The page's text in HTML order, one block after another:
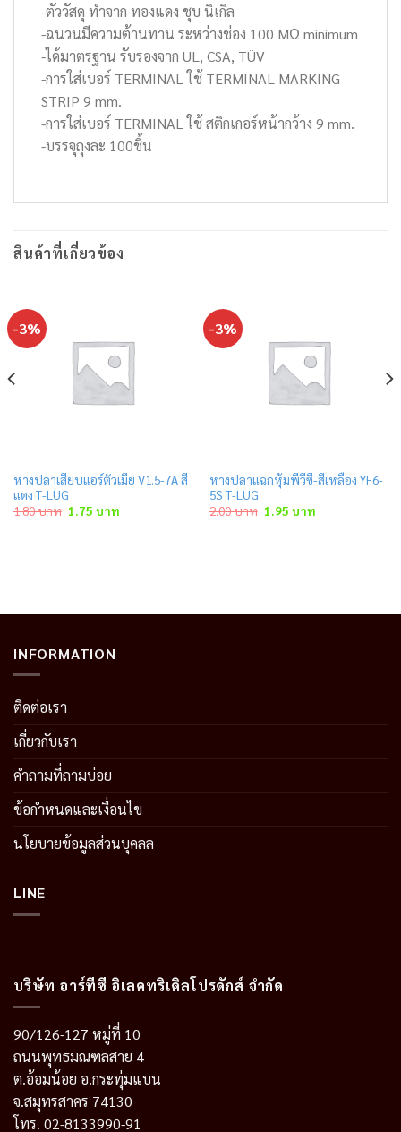
-ตัววัสดุ ทำจาก ทองแดง ชุบ นิเกิล
-ฉนวนมีความต้านทาน ระหว่างช่อง 100 MΩ minimum
-ได้มาตรฐาน รับรองจาก UL, CSA, TÜV
-การใส่เบอร์ TERMINAL ใช้ TERMINAL MARKING
STRIP 9 mm.
-การใส่เบอร์ TERMINAL ใช้ สติกเกอร์หน้ากว้าง 9 mm.
-บรรจุถุงละ 100ชิ้น
สินค้าที่เกี่ยวข้อง
-3%
หางปลาเสียบแอร์ตัวเมีย V1.5-7A สี
แดง T-LUG
1.80บาท Original
price
1.75 บาทCurrent
price
-3%
หางปลาแฉกหุ้มพีวีซี-สีเหลือง YF6-
5S T-LUG
2.00บาท Original
price
1.95 บาทCurrent
price
INFORMATION
ติดต่อเรา
เกี่ยวกับเรา
คำถามที่ถามบ่อย
ข้อกำหนดและเงื่อนไข
นโยบายข้อมูลส่วนบุคลล
LINE
บริษัท อาร์ทีซี อิเลคทริเคิลโปรดักส์ จำกัด
90/126-127 หมู่ที่ 10
ถนนพุทธมณฑลสาย 4
ต.อ้อมน้อย อ.กระทุ่มแบน
จ.สมุทรสาคร 74130
โทร. 02-8133990-91